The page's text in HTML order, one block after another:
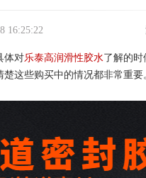
16:25:22
体对乐泰高润滑性胶水了解的时
这些购买中的情况都非常重要